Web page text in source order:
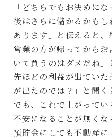
「どちらでもお決めに
後はさらに儲かるかも
あります」と伝えると、
営業の方が帰ってから
いて買うのはダメだね」
先ほどの利益が出てい
が出たのでは？」と聞く
でも、これで上がって
不安になることが無くな
預貯金にしても不動産に